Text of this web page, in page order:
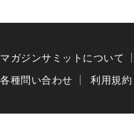
マガジンサミットについて
各種問い合わせ
利用規約